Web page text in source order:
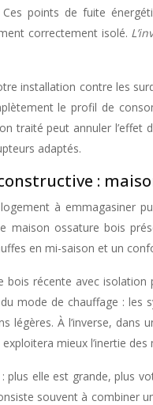
points de fuite
correctement isolé.
installation contre les
le profil de
peut annuler l’effet
adaptés.
:
à emmagasiner
maison ossature bois
en mi-saison et un
récente avec
mode de chauffage : les
légères. À l’inverse,
mieux l’inertie des
plus elle est grande, plus
souvent à